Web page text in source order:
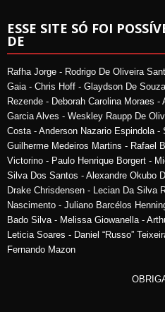
ESSE SITE SÓ FOI
DE
Rafha Jorge - Rodrigo De Oliveira
Gaia - Chris Hoff - Glaydson De
Rezende - Deborah Carolina Moraes
Garcia Alves - Weskley Raupp De
Costa - Anderson Nazario Espindola
Guilherme Medeiros Martins - Rafael
Victorino - Paulo Henrique Borgert -
Silva Dos Santos - Alexandre Okubo
Drake Chrisdensen - Lecian Da Silva
Nascimento - Juliano Barcélos
Bado Silva - Melissa Giowanella -
Leticia Soares - Daniel “Russo”
Fernando Mazon